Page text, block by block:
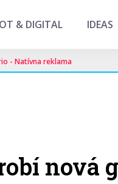
& DIGITAL IDEAS
- Natívna reklama
nová